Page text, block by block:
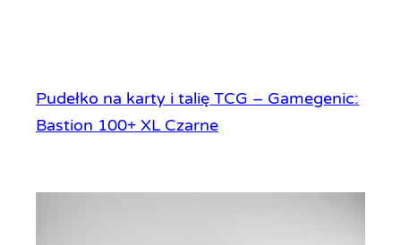
Pudełko na karty i talię TCG – Gamegenic:
Bastion 100+ XL Czarne